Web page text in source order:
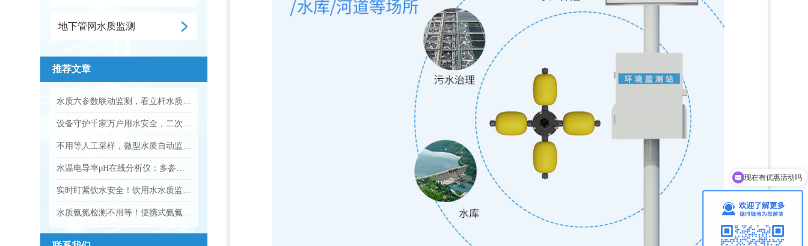
地下管网水质监测
推荐文章
水质六参数联动监测，看立杆水质在线监测站的实践应用
设备守护千家万户用水安全，二次供水水质监测设备让饮水更安心
不用等人工采样，微型水质自动监测站守护全域水质安全
水温电导率pH在线分析仪：多参数水质智能在线监测设备
实时盯紧饮水安全！饮用水水质监测设备守护居民饮水安全
水质氨氮检测不用等！便携式氨氮水质测定仪实现野外随采随测
可以介绍下你们的产品么
现在有优惠活动吗